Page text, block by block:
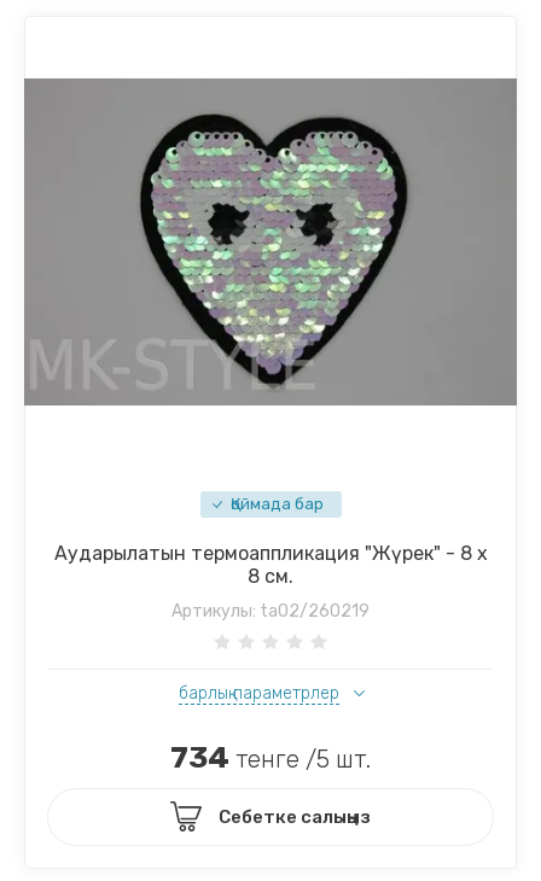
Қоймада бар
Аударылатын термоаппликация "Жүрек" - 8 х
8 см.
Артикулы: ta02/260219
барлық параметрлер
734 тенге /5 шт.
Себетке салыңыз